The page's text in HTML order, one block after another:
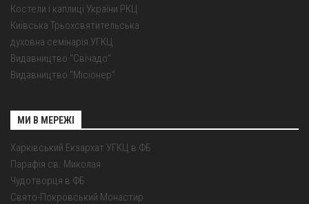
Костели і каплиці України РКЦ
Київська Трьохсвятительська
духовна семінарія УГКЦ
Видавництво "Свічадо"
Видавництво "Місіонер"
МИ В МЕРЕЖІ
Харківський Екзархат УГКЦ в ФБ
Парафія св. Миколая
Чудотворця в ФБ
Свято-Покровський Монастир